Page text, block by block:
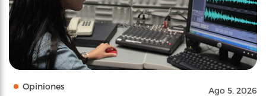
Opiniones Ago 5, 2026